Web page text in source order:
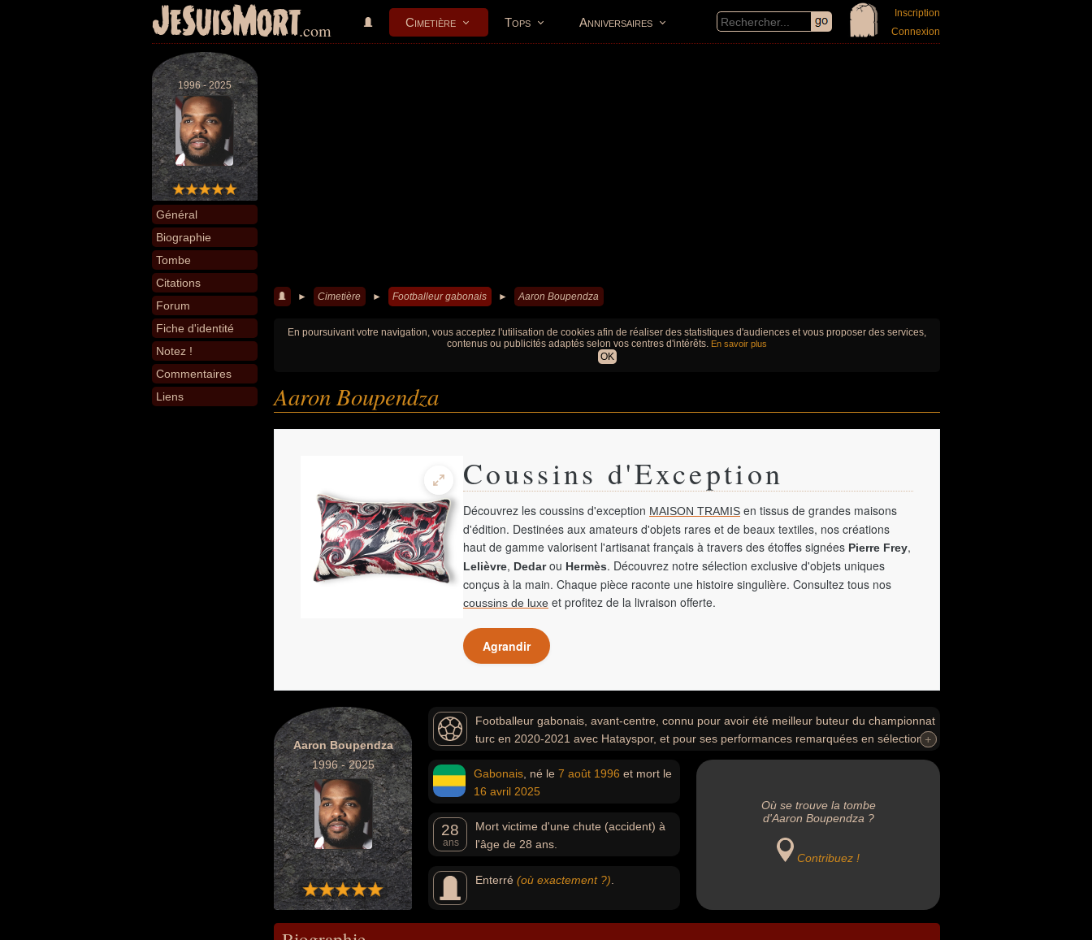
JeSuisMort.com Cimetière Tops Anniversaires
Inscription
Connexion
1996 - 2025
Général
Biographie
Tombe
Citations
Forum
Fiche d'identité
Notez !
Commentaires
Liens
► Cimetière ► Footballeur gabonais ► Aaron Boupendza
En poursuivant votre navigation, vous acceptez l'utilisation de cookies afin de réaliser des statistiques d'audiences et vous proposer des services,
contenus ou publicités adaptés selon vos centres d'intérêts. En savoir plus
OK
Aaron Boupendza
Coussins d'Exception
Découvrez les coussins d'exception MAISON TRAMIS en tissus de grandes maisons
d'édition. Destinées aux amateurs d'objets rares et de beaux textiles, nos créations
haut de gamme valorisent l'artisanat français à travers des étoffes signées Pierre Frey,
Lelièvre, Dedarou Hermès. Découvrez notre sélection exclusive d'objets uniques
conçus à la main. Chaque pièce raconte une histoire singulière. Consultez tous nos
coussins de luxe et profitez de la livraison offerte.
Agrandir
Aaron Boupendza
1996 - 2025
Footballeur gabonais, avant-centre, connu pour avoir été meilleur buteur du championnat
turc en 2020-2021 avec Hatayspor, et pour ses performances remarquées en sélection+
+
Gabonais , né le 7 août 1996 et mort le
16 avril 2025
28
ans
Mort victime d'une chute (accident) à
l'âge de 28 ans.
Enterré (où exactement ?)
Où se trouve la tombe
d'Aaron Boupendza ?
Contribuez !